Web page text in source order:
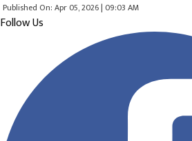
Published On: Apr 05, 2026 | 09:03 AM
Follow Us